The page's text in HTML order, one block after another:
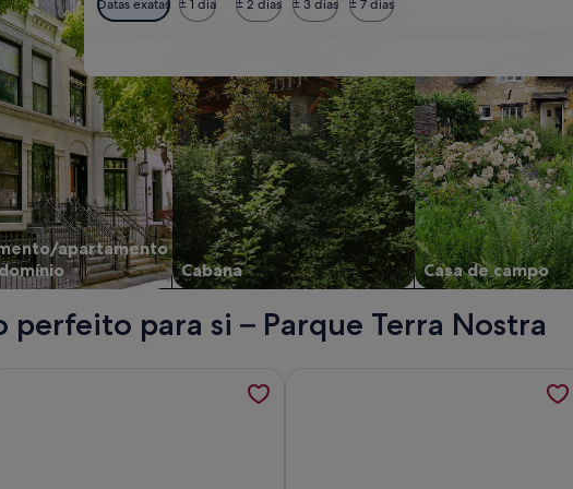
Datas exatas ± 1 dia ± 2 dias ± 3 dias ± 7 dias
apartamento
Cabana Casa de campo
para si – Parque Terra Nostra